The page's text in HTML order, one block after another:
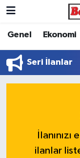
Genel Ekonomi
Seri İlanlar
ilanlar